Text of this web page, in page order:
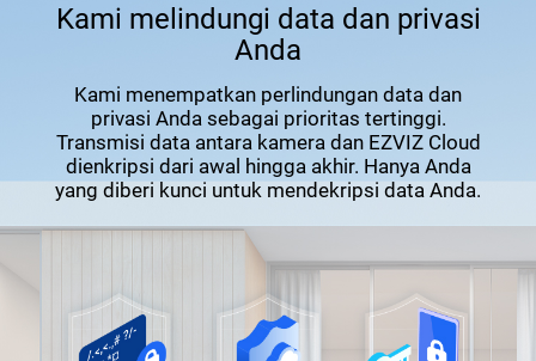
Kami melindungi data dan privasi
Anda
Kami menempatkan perlindungan data dan
privasi Anda sebagai prioritas tertinggi.
Transmisi data antara kamera dan EZVIZ Cloud
dienkripsi dari awal hingga akhir. Hanya Anda
yang diberi kunci untuk mendekripsi data Anda.